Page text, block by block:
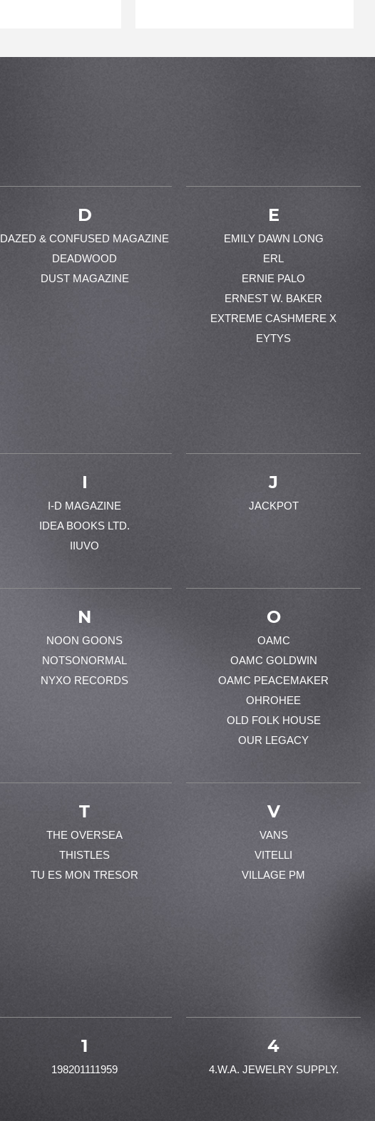
D
DAZED & CONFUSED MAGAZINE
DEADWOOD
DUST MAGAZINE
E
EMILY DAWN LONG
ERL
ERNIE PALO
ERNEST W. BAKER
EXTREME CASHMERE X
EYTYS
I
I-D MAGAZINE
IDEA BOOKS LTD.
IIUVO
J
JACKPOT
N
NOON GOONS
NOTSONORMAL
NYXO RECORDS
O
OAMC
OAMC GOLDWIN
OAMC PEACEMAKER
OHROHEE
OLD FOLK HOUSE
OUR LEGACY
T
THE OVERSEA
THISTLES
TU ES MON TRESOR
V
VANS
VITELLI
VILLAGE PM
1
198201111959
4
4.W.A. JEWELRY SUPPLY.